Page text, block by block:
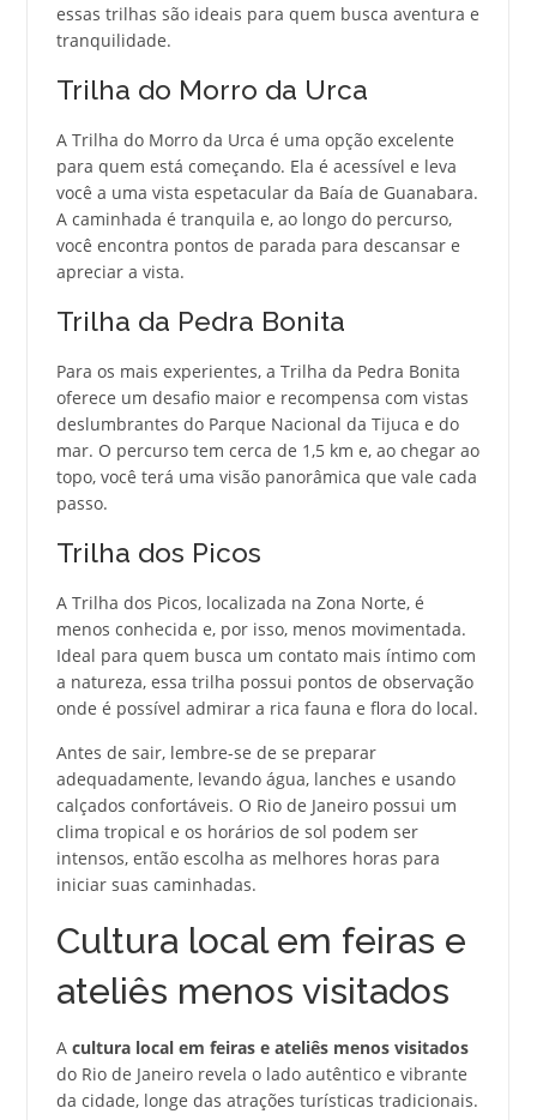
essas trilhas são ideais para quem busca aventura e
tranquilidade.
Trilha do Morro da Urca
A Trilha do Morro da Urca é uma opção excelente
para quem está começando. Ela é acessível e leva
você a uma vista espetacular da Baía de Guanabara.
A caminhada é tranquila e, ao longo do percurso,
você encontra pontos de parada para descansar e
apreciar a vista.
Trilha da Pedra Bonita
Para os mais experientes, a Trilha da Pedra Bonita
oferece um desafio maior e recompensa com vistas
deslumbrantes do Parque Nacional da Tijuca e do
mar. O percurso tem cerca de 1,5 km e, ao chegar ao
topo, você terá uma visão panorâmica que vale cada
passo.
Trilha dos Picos
A Trilha dos Picos, localizada na Zona Norte, é
menos conhecida e, por isso, menos movimentada.
Ideal para quem busca um contato mais íntimo com
a natureza, essa trilha possui pontos de observação
onde é possível admirar a rica fauna e flora do local.
Antes de sair, lembre-se de se preparar
adequadamente, levando água, lanches e usando
calçados confortáveis. O Rio de Janeiro possui um
clima tropical e os horários de sol podem ser
intensos, então escolha as melhores horas para
iniciar suas caminhadas.
Cultura local em feiras e
ateliês menos visitados
A cultura local em feiras e ateliês menos visitados
do Rio de Janeiro revela o lado autêntico e vibrante
da cidade, longe das atrações turísticas tradicionais.